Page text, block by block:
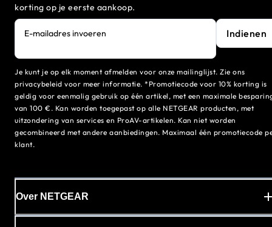
korting op je eerste aankoop.
E-mailadres invoeren Indienen
Je kunt je op elk moment afmelden voor onze mailinglijst. Zie ons
privacybeleid voor meer informatie. *Promotiecode voor 10% korting is
geldig voor eenmalig gebruik op één artikel, met een maximale
van 100 €. Kan worden toegepast op alle NETGEAR producten, met
uitzondering van services en ProAV-artikelen. Kan niet worden
gecombineerd met andere aanbiedingen. Maximaal één promotiecode
klant.
Over NETGEAR